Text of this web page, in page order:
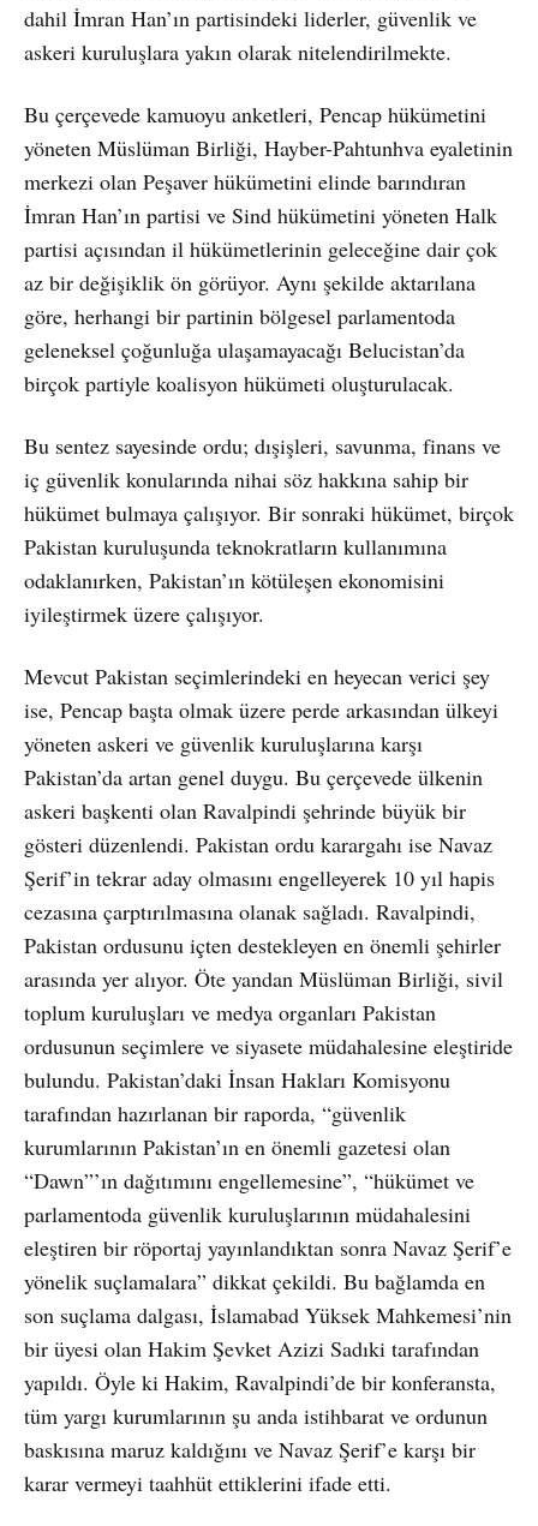
dahil İmran Han’ın partisindeki liderler, güvenlik ve
askeri kuruluşlara yakın olarak nitelendirilmekte.
Bu çerçevede kamuoyu anketleri, Pencap hükümetini
yöneten Müslüman Birliği, Hayber-Pahtunhva eyaletinin
merkezi olan Peşaver hükümetini elinde barındıran
İmran Han’ın partisi ve Sind hükümetini yöneten Halk
partisi açısından il hükümetlerinin geleceğine dair çok
az bir değişiklik ön görüyor. Aynı şekilde aktarılana
göre, herhangi bir partinin bölgesel parlamentoda
geleneksel çoğunluğa ulaşamayacağı Belucistan’da
birçok partiyle koalisyon hükümeti oluşturulacak.
Bu sentez sayesinde ordu; dışişleri, savunma, finans ve
iç güvenlik konularında nihai söz hakkına sahip bir
hükümet bulmaya çalışıyor. Bir sonraki hükümet, birçok
Pakistan kuruluşunda teknokratların kullanımına
odaklanırken, Pakistan’ın kötüleşen ekonomisini
iyileştirmek üzere çalışıyor.
Mevcut Pakistan seçimlerindeki en heyecan verici şey
ise, Pencap başta olmak üzere perde arkasından ülkeyi
yöneten askeri ve güvenlik kuruluşlarına karşı
Pakistan’da artan genel duygu. Bu çerçevede ülkenin
askeri başkenti olan Ravalpindi şehrinde büyük bir
gösteri düzenlendi. Pakistan ordu karargahı ise Navaz
Şerif’in tekrar aday olmasını engelleyerek 10 yıl hapis
cezasına çarptırılmasına olanak sağladı. Ravalpindi,
Pakistan ordusunu içten destekleyen en önemli şehirler
arasında yer alıyor. Öte yandan Müslüman Birliği, sivil
toplum kuruluşları ve medya organları Pakistan
ordusunun seçimlere ve siyasete müdahalesine eleştiride
bulundu. Pakistan’daki İnsan Hakları Komisyonu
tarafından hazırlanan bir raporda, “güvenlik
kurumlarının Pakistan’ın en önemli gazetesi olan
“Dawn”’ın dağıtımını engellemesine”, “hükümet ve
parlamentoda güvenlik kuruluşlarının müdahalesini
eleştiren bir röportaj yayınlandıktan sonra Navaz Şerif’e
yönelik suçlamalara” dikkat çekildi. Bu bağlamda en
son suçlama dalgası, İslamabad Yüksek Mahkemesi’nin
bir üyesi olan Hakim Şevket Azizi Sadıki tarafından
yapıldı. Öyle ki Hakim, Ravalpindi’de bir konferansta,
tüm yargı kurumlarının şu anda istihbarat ve ordunun
baskısına maruz kaldığını ve Navaz Şerif’e karşı bir
karar vermeyi taahhüt ettiklerini ifade etti.